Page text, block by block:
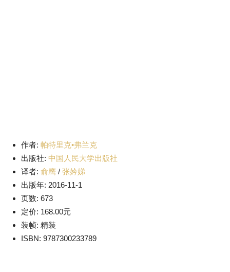
作者: 帕特里克•弗兰克
出版社: 中国人民大学出版社
译者: 俞鹰 / 张妗娣
出版年: 2016-11-1
页数: 673
定价: 168.00元
装帧: 精装
ISBN: 9787300233789